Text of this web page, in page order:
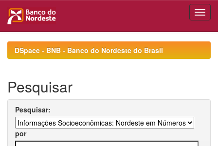
navigationDSpace - BNB - Banco do Nordeste do Brasil
Pesquisar
Pesquisar:
por